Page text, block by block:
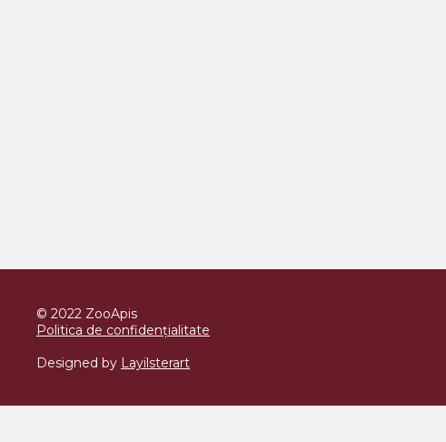
© 2022 ZooApis
Politica de confidențialitate
Designed by Layilsterart